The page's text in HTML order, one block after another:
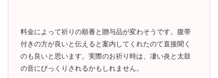
料金によって祈りの順番と贈与品が変わそうです。腹帯
付きの方が良いと伝えると案内してくれたのて直接聞く
のも良いと思います。実際のお祈り時は、凄い炎と太鼓
の音にびっくりされるかもしれません。